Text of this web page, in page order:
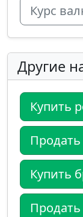
Курс
Другие
Купить
Купить